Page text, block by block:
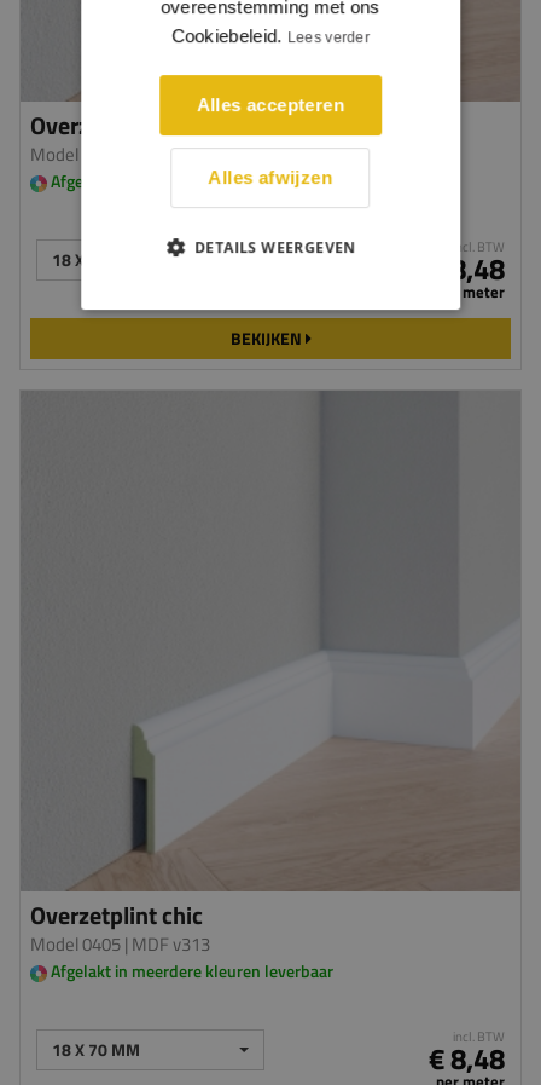
Overzetplint kraal
Model 0404 | MDF v313
Afgelakt in meerdere kleuren leverbaar
18 X 70 MM incl. BTW
€ 8,48
per meter
BEKIJKEN
Overzetplint chic
Model 0405| MDF v313
Afgelakt in meerdere kleuren leverbaar
18 X 70 MM incl. BTW
€ 8,48
overeenstemming met ons
Cookiebeleid. Lees verder
Alles accepteren
Alles afwijzen
DETAILS WEERGEVEN